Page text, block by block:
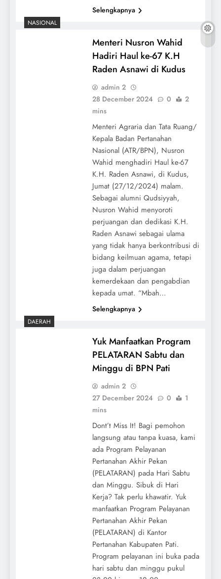
Selengkapnya
NASIONAL
Menteri Nusron Wahid
Hadiri Haul ke-67 K.H
Raden Asnawi di Kudus
admin 2
28 December 2024
0
2
mins
Menteri Agraria dan Tata Ruang/
Kepala Badan Pertanahan
Nasional (ATR/BPN), Nusron
Wahid menghadiri Haul ke-67
K.H. Raden Asnawi, di Kudus,
Jumat (27/12/2024) malam.
Sebagai alumni Qudsiyyah,
Nusron Wahid menyoroti
perjuangan dan dedikasi K.H.
Raden Asnawi sebagai ulama
yang tidak hanya berkontribusi di
bidang keilmuan agama, tetapi
juga dalam perjuangan
kemerdekaan dan pengabdian
kepada umat. “Mbah…
Selengkapnya
DAERAH
Yuk Manfaatkan Program
PELATARAN Sabtu dan
Minggu di BPN Pati
admin 2
27 December 2024
0
1
mins
Dont’t Miss It! Bagi pemohon
langsung atau tanpa kuasa, kami
ada Program Pelayanan
Pertanahan Akhir Pekan
(PELATARAN) pada Hari Sabtu
dan Minggu. Sibuk di Hari
Kerja? Tak perlu khawatir. Yuk
manfaatkan Program Pelayanan
Pertanahan Akhir Pekan
(PELATARAN) di Kantor
Pertanahan Kabupaten Pati.
Program pelayanan ini buka pada
hari sabtu dan minggu pukul